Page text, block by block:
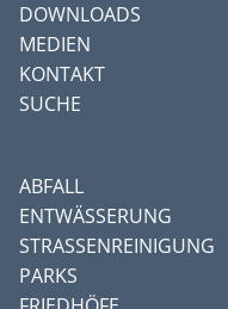
DOWNLOADS
MEDIEN
KONTAKT
SUCHE
ABFALL
ENTWÄSSERUNG
STRASSENREINIGUNG
PARKS